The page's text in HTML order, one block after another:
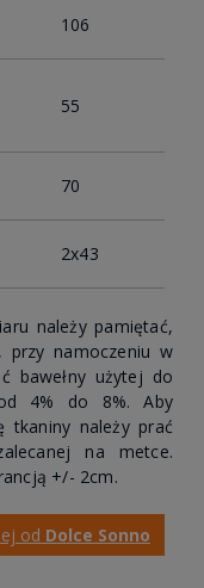
106
55
70
2x43
należy pamiętać,
przy namoczeniu w
bawełny użytej do
4% do 8%. Aby
tkaniny należy prać
na metce.
+/- 2cm.
od Dolce Sonno